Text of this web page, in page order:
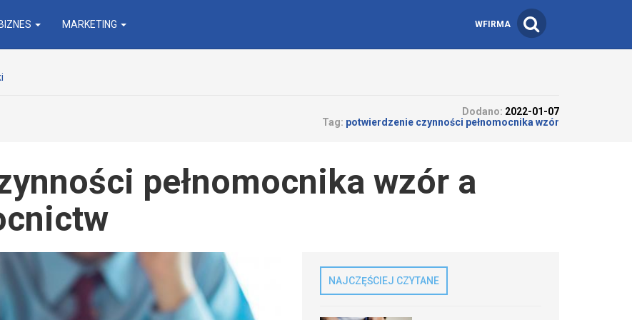
MARKETING WFIRMA
Dodano: 2022-01-07
Tag: potwierdzenie czynności pełnomocnika wzór
pełnomocnika wzór a
NAJCZĘŚCIEJ CZYTANE